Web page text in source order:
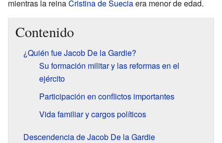
mientras la reinaCristina de Sueciaera menor de edad.
Contenido
¿Quién fue Jacob De la Gardie?
Su formación militar y las reformas en el
ejército
Participación en conflictos importantes
Vida familiar y cargos políticos
Descendencia de Jacob De la Gardie